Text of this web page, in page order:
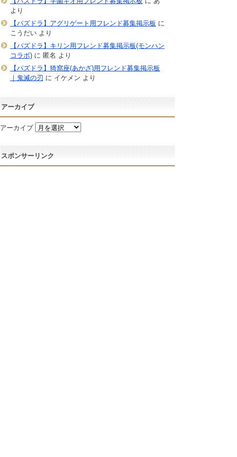
より
【パズドラ】アグリゲート用フレンド募集掲示板 に
こうだいより
【パズドラ】キリン用フレンド募集掲示板(モンハン
コラボ)に 匿名 より
【パズドラ】猗窩座(あかざ)用フレンド募集掲示板
｜鬼滅の刃 に イケメン より
アーカイブ
アーカイブ
スポンサーリンク